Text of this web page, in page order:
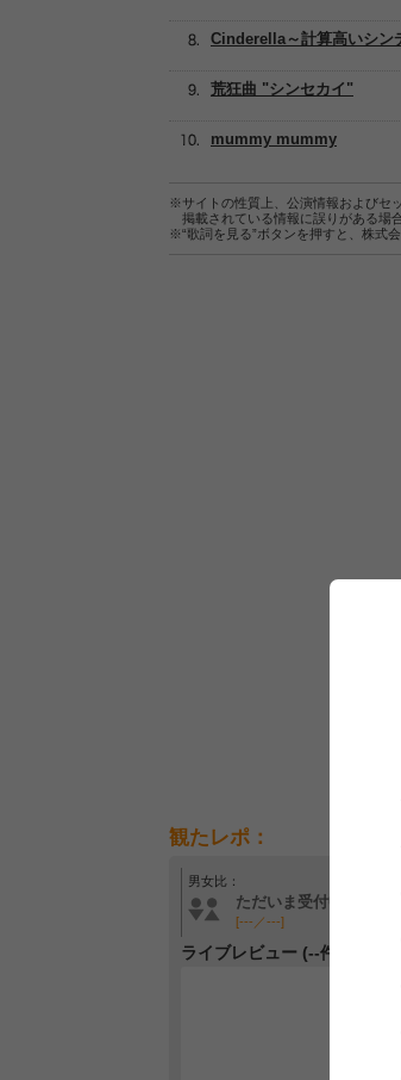
Cinderella～計算高いシン
mummy mummy
荒狂曲 "シンセカイ"
※サイトの性質上、公演情報およびセ
掲載されている情報に誤りがある場合
※“歌詞を見る”ボタンを押すと、株式
観たレポ：
男女比：
ただいま受付中です
[---／---]
ライブレビュー (--件)